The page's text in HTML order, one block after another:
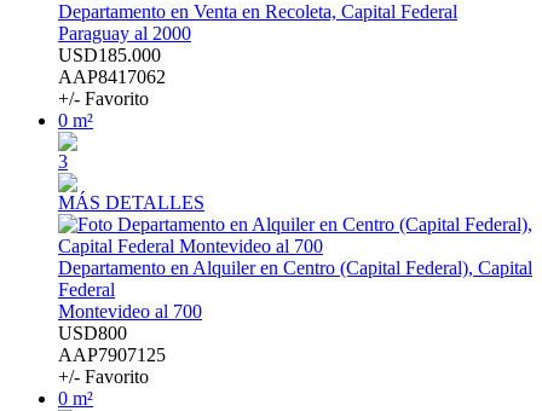
Departamento en Venta en Recoleta, Capital Federal
Paraguay al 2000
USD185.000
AAP8417062
+/- Favorito
0 m²
3
MÁS DETALLES
Departamento en Alquiler en Centro (Capital Federal), Capital
Federal
Montevideo al 700
USD800
AAP7907125
+/- Favorito
0 m²